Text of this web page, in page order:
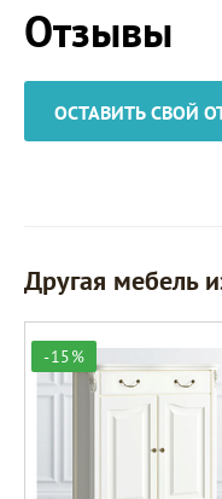
Отзывы
ОСТАВИТЬ СВОЙ
Другая мебель
-15%